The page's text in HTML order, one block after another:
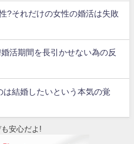
?それだけの女性の婚活は失敗
活期間を長引かせない為の反
結婚したいという本気の覚
安心だよ!